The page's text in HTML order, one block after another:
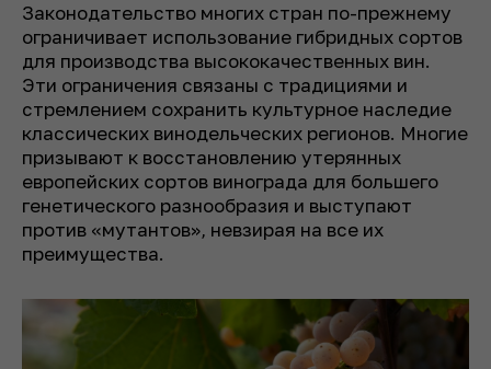
Законодательство многих стран по-прежнему
ограничивает использование гибридных сортов
для производства высококачественных вин.
Эти ограничения связаны с традициями и
стремлением сохранить культурное наследие
классических винодельческих регионов. Многие
призывают к восстановлению утерянных
европейских сортов винограда для большего
генетического разнообразия и выступают
против «мутантов», невзирая на все их
преимущества.